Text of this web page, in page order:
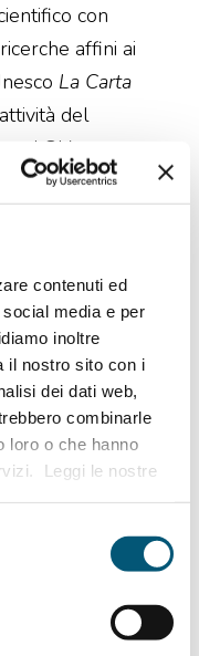
contenuti ed
media e per
inoltre
il nostro sito con i
dei dati web,
combinarle
loro o che hanno
Leggi le nostre
con
affini ai
La Carta
del
LGH